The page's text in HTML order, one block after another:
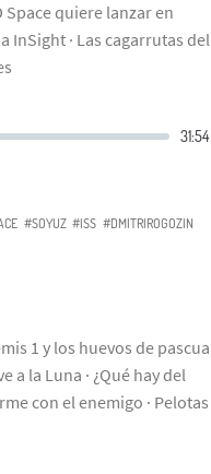
Space quiere lanzar en
InSight · Las cagarrutas del
#SOYUZ #ISS #DMITRIROGOZIN
1 y los huevos de pascua
a la Luna · ¿Qué hay del
con el enemigo · Pelotas